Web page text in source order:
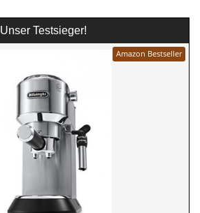
Unser Testsieger!
Amazon Bestseller